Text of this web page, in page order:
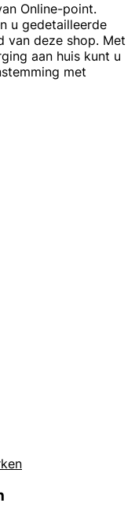
Online-point.
u gedetailleerde
van deze shop. Met
aan huis kunt u
met